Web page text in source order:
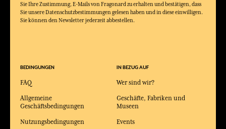
Sie Ihre Zustimmung, E-Mails von Fragonard zu erhalten und bestätigen, dass
Sie unsere Datenschutzbestimmungen gelesen haben und in diese einwilligen.
Sie können den Newsletter jederzeit abbestellen.
BEDINGUNGEN
FAQ
Allgemeine
Geschäftsbedingungen
Nutzungsbedingungen
IN BEZUG AUF
Wer sind wir?
Geschäfte, Fabriken und
Museen
Events